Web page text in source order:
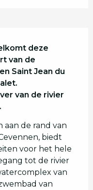
deze
van de
Saint Jean du
van de rivier
aan de rand van
biedt
voor het hele
tot de rivier
van
van